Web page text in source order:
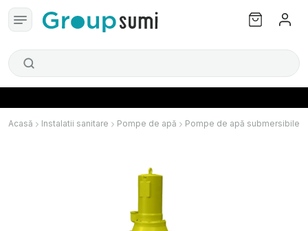
Acasă Instalatii sanitare Pompe de apă Pompe de apă submersibile